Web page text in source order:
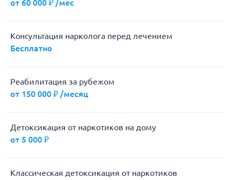
от 60 000 ₽ /мес
Консультация нарколога перед лечением
Бесплатно
Реабилитация за рубежом
от 150 000 ₽ /месяц
Детоксикация от наркотиков на дому
от 5 000 ₽
Классическая детоксикация от наркотиков